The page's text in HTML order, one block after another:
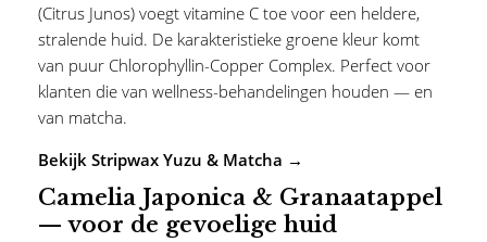
(Citrus Junos) voegt vitamine C toe voor een heldere,
stralende huid. De karakteristieke groene kleur komt
van puur Chlorophyllin-Copper Complex. Perfect voor
klanten die van wellness-behandelingen houden — en
van matcha.
Bekijk Stripwax Yuzu & Matcha →
Camelia Japonica & Granaatappel
— voor de gevoelige huid